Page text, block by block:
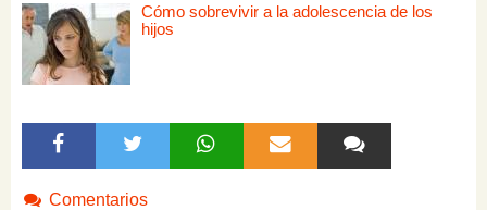
Cómo sobrevivir a la adolescencia de los
hijos
Comentarios